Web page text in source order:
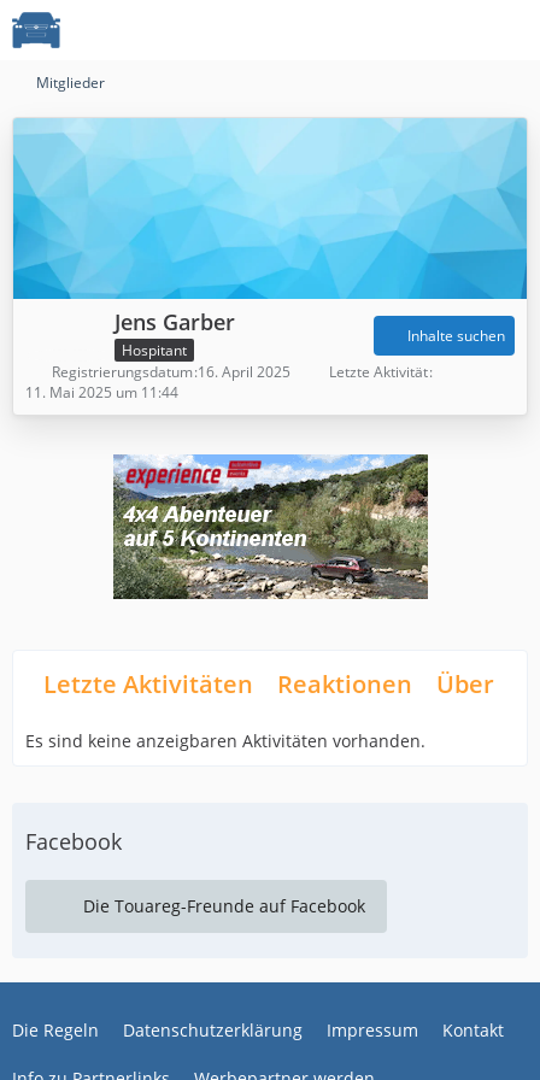
Mitglieder
Jens Garber
Hospitant
Inhalte suchen
Registrierungsdatum 16. April 2025
Letzte Aktivität
11. Mai 2025 um 11:44
Letzte Aktivitäten Reaktionen Über
Es sind keine anzeigbaren Aktivitäten vorhanden.
Facebook
Die Touareg-Freunde auf Facebook
Die Regeln Datenschutzerklärung Impressum Kontakt